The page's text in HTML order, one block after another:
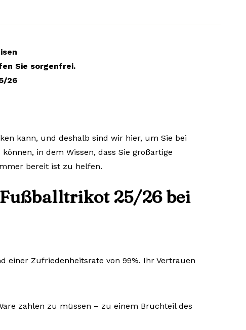
Sie sorgenfrei.
26
kann, und deshalb sind wir hier, um Sie bei
in dem Wissen, dass Sie großartige
bereit ist zu helfen.
25/26 bei
einer Zufriedenheitsrate von 99%. Ihr Vertrauen
zahlen zu müssen – zu einem Bruchteil des